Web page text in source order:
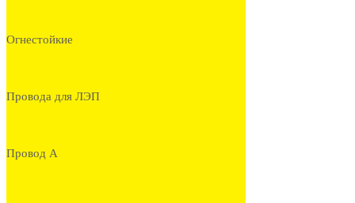
Огнестойкие
Провода для ЛЭП
Провод А